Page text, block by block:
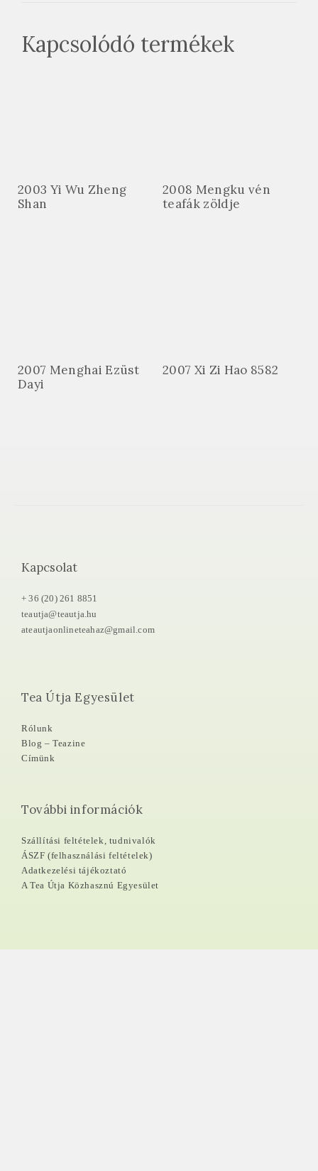
Kapcsolódó termékek
2003 Yi Wu Zheng
Shan
2008 Mengku vén
teafák zöldje
2007 Menghai Ezüst
Dayi
2007 Xi Zi Hao 8582
Kapcsolat
+ 36 (20) 261 8851
teautja@teautja.hu
ateautjaonlineteahaz@gmail.com
Tea Útja Egyesület
Rólunk
Blog – Teazine
Címünk
További információk
Szállítási feltételek, tudnivalók
ÁSZF (felhasználási feltételek)
Adatkezelési tájékoztató
A Tea Útja Közhasznú Egyesület